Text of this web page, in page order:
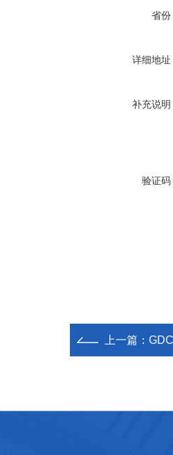
省份
详细地址
补充说明
验证码
上一篇：